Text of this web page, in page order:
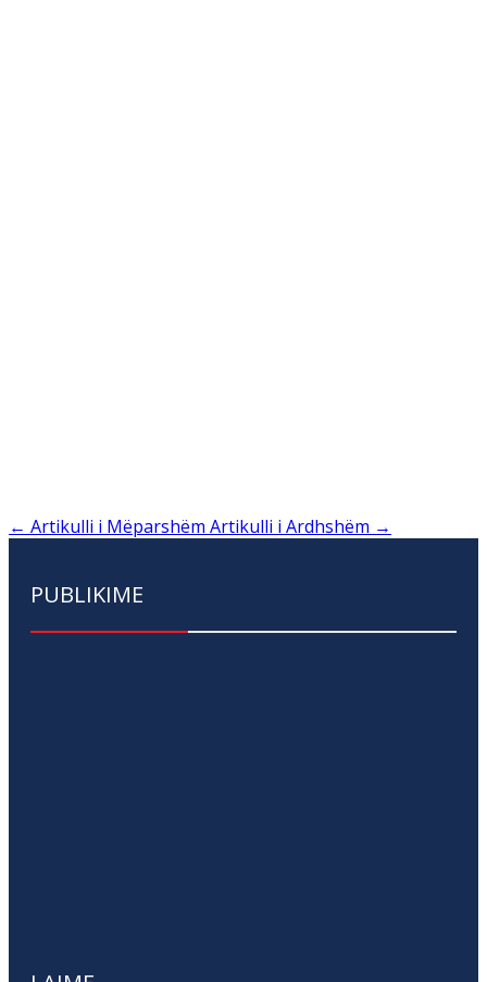
← Artikulli i Mëparshëm Artikulli i Ardhshëm →
PUBLIKIME